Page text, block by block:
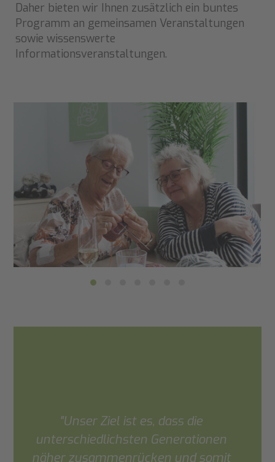
Daher bieten wir Ihnen zusätzlich ein buntes
Programm an gemeinsamen Veranstaltungen
sowie wissenswerte
Informationsveranstaltungen.
"Unser Ziel ist es, dass die
unterschiedlichsten Generationen
näher zusammenrücken und somit